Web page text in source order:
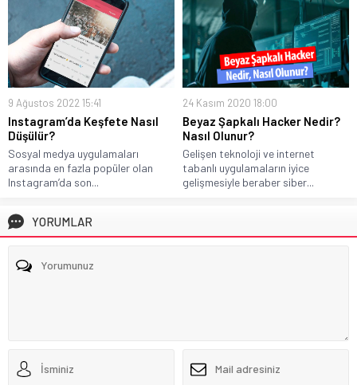
9 Ağustos 2022 15:41
Instagram’da Keşfete Nasıl
Düşülür?
Sosyal medya uygulamaları
arasında en fazla popüler olan
Instagram’da son...
24 Kasım 2020 18:00
Beyaz Şapkalı Hacker Nedir?
Nasıl Olunur?
Gelişen teknoloji ve internet
tabanlı uygulamaların iyice
gelişmesiyle beraber siber...
YORUMLAR